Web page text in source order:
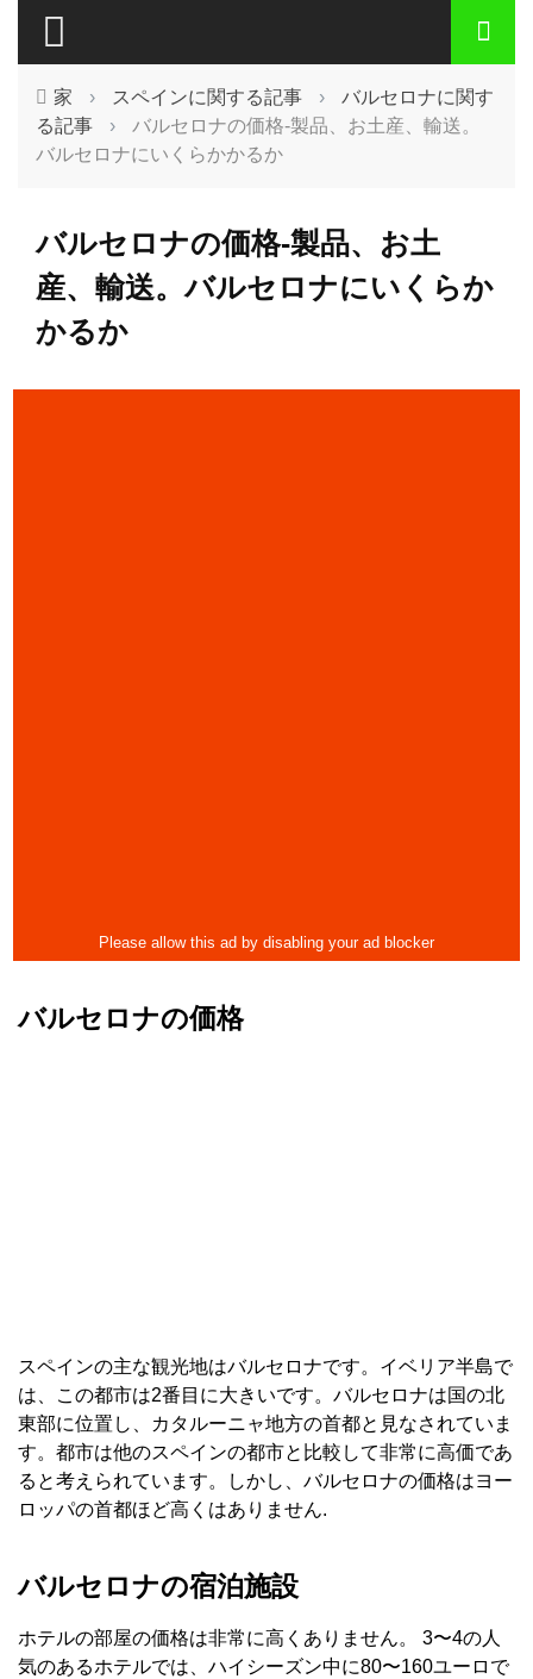
家 › スペインに関する記事 ›
バルセロナに関す
る記事
›
バルセロナの価格-製品、お土産、輸送。
バルセロナにいくらかかるか
バルセロナの価格-製品、お土
産、輸送。バルセロナにいくらか
かるか
バルセロナの価格
スペインの主な観光地はバルセロナです。イベリア半島で
は、この都市は2番目に大きいです。バルセロナは国の北
東部に位置し、カタルーニャ地方の首都と見なされていま
す。都市は他のスペインの都市と比較して非常に高価であ
ると考えられています。しかし、バルセロナの価格はヨー
ロッパの首都ほど高くはありません.
バルセロナの宿泊施設
ホテルの部屋の価格は非常に高くありません。 3〜4の人
気のあるホテルでは、ハイシーズン中に80〜160ユーロで